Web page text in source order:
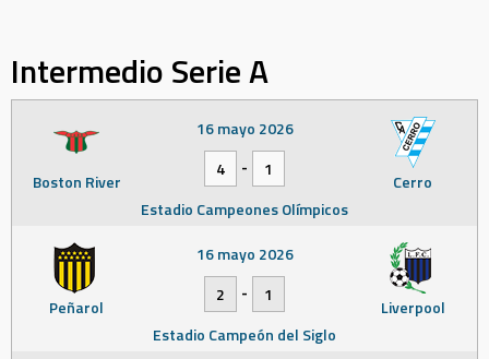
Intermedio Serie A
Boston River Cerro
16 mayo 2026
4
-
1
Estadio Campeones Olímpicos
Peñarol Liverpool
16 mayo 2026
2
-
1
Estadio Campeón del Siglo